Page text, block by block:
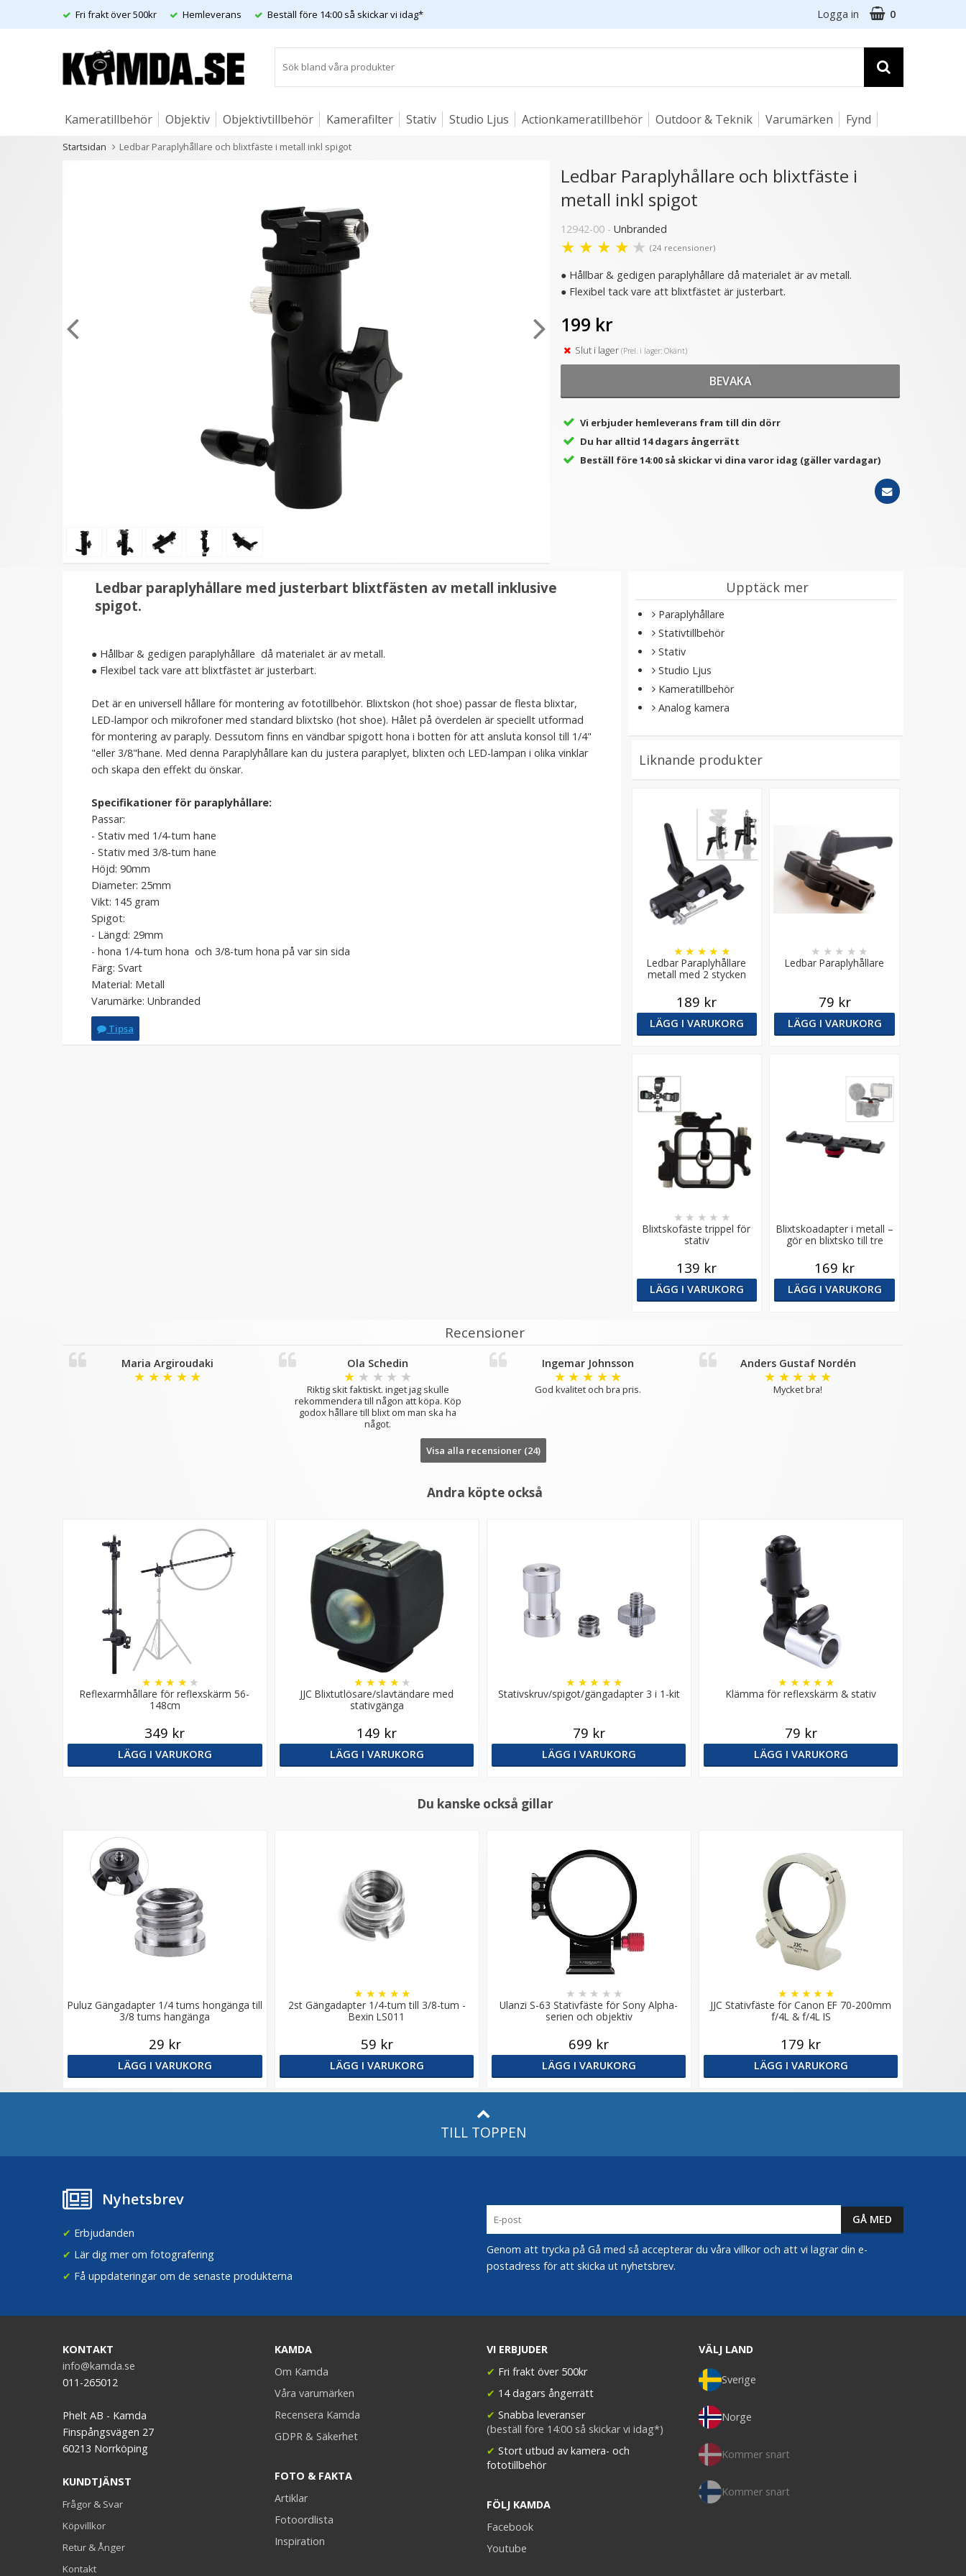
Fri frakt över 500kr Hemleverans Beställ före 14:00 så skickar vi idag* Logga in 0
Kameratillbehör Objektiv Objektivtillbehör Kamerafilter Stativ Studio Ljus Actionkameratillbehör Outdoor & Teknik Varumärken Fynd
Artiklar
Startsidan Ledbar Paraplyhållare och blixtfäste i metall inkl spigot
3 varianter
JJC Rektangulär softbox
universal modell för
Speedlight
★
149 kr
VÄLJ
Softbox av strumptyp för
★★
13 x 10 cm
139 kr
LÄGG I VARUKORG
Puluz 20cm Vikbar
octangle softbox för
119 kr
LÄGG I VARUKORG
Ledbar Paraplyhållare och blixtfäste i
metall inkl spigot
12942-00 -Unbranded
★ ★ ★ ★ ★ (24 recensioner)
● Hållbar & gedigen paraplyhållare då materialet är av metall.
● Flexibel tack vare att blixtfästet är justerbart.
199 kr
Slut i lager (Prel. i lager: Okänt)
BEVAKA
Vi erbjuder hemleverans fram till din dörr
Du har alltid 14 dagars ångerrätt
Beställ före 14:00 så skickar vi dina varor idag (gäller vardagar)
Ledbar paraplyhållare med justerbart blixtfästen av metall inklusive
spigot.
● Hållbar & gedigen paraplyhållare då materialet är av metall.
● Flexibel tack vare att blixtfästet är justerbart.
Det är en universell hållare för montering av fototillbehör. Blixtskon (hot shoe) passar de flesta blixtar,
LED-lampor och mikrofoner med standard blixtsko (hot shoe). Hålet på överdelen är speciellt utformad
för montering av paraply. Dessutom finns en vändbar spigott hona i botten för att ansluta konsol till 1/4"
"eller 3/8"hane. Med denna Paraplyhållare kan du justera paraplyet, blixten och LED-lampan i olika vinklar
och skapa den effekt du önskar.
Specifikationer för paraplyhållare:
Passar:
- Stativ med 1/4-tum hane
- Stativ med 3/8-tum hane
Höjd: 90mm
Diameter: 25mm
Vikt: 145 gram
Spigot:
- Längd: 29mm
- hona 1/4-tum hona och 3/8-tum hona på var sin sida
Färg: Svart
Material: Metall
Varumärke: Unbranded
Tipsa
Upptäck mer
Paraplyhållare
Stativtillbehör
Stativ
Studio Ljus
Kameratillbehör
Analog kamera
Liknande produkter
Ledbar Paraplyhållare
metall med 2 stycken
★ ★ ★ ★ ★
189 kr
LÄGG I VARUKORG
Ledbar Paraplyhållare
★ ★ ★ ★ ★
79 kr
LÄGG I VARUKORG
Blixtskofäste trippel för
stativ
★ ★ ★ ★ ★
139 kr
LÄGG I VARUKORG
Blixtskoadapter i metall –
gör en blixtsko till tre
169 kr
LÄGG I VARUKORG
Recensioner
Maria Argiroudaki
★ ★ ★ ★ ★
Ola Schedin
★ ★ ★ ★ ★
Riktig skit faktiskt. inget jag skulle
rekommendera till någon att köpa. Köp
godox hållare till blixt om man ska ha
något.
Ingemar Johnsson
★ ★ ★ ★ ★
God kvalitet och bra pris.
Anders Gustaf Nordén
★ ★ ★ ★ ★
Mycket bra!
Visa alla recensioner (24)
Andra köpte också
Reflexarmhållare för reflexskärm 56-
148cm
★ ★ ★ ★ ★
349 kr
LÄGG I VARUKORG
JJC Blixtutlösare/slavtändare med
stativgänga
★ ★ ★ ★ ★
149 kr
LÄGG I VARUKORG
Stativskruv/spigot/gängadapter 3 i 1-kit
★ ★ ★ ★ ★
79 kr
LÄGG I VARUKORG
Klämma för reflexskärm & stativ
★ ★ ★ ★ ★
79 kr
LÄGG I VARUKORG
Du kanske också gillar
Puluz Gängadapter 1/4 tums hongänga till
3/8 tums hangänga
29 kr
LÄGG I VARUKORG
2st Gängadapter 1/4-tum till 3/8-tum -
Bexin LS011
★ ★ ★ ★ ★
59 kr
LÄGG I VARUKORG
Ulanzi S-63 Stativfäste för Sony Alpha-
serien och objektiv
★ ★ ★ ★ ★
699 kr
LÄGG I VARUKORG
JJC Stativfäste för Canon EF 70-200mm
f/4L & f/4L IS
★ ★ ★ ★ ★
179 kr
LÄGG I VARUKORG
TILL TOPPEN
Nyhetsbrev
✔ Erbjudanden
✔ Lär dig mer om fotografering
✔ Få uppdateringar om de senaste produkterna
Genom att trycka på Gå med så accepterar du våra villkor och att vi lagrar din e-
postadress för att skicka ut nyhetsbrev.
KONTAKT
info@kamda.se
011-265012
Phelt AB - Kamda
Finspångsvägen 27
60213 Norrköping
KUNDTJÄNST
Frågor & Svar
Köpvillkor
Retur & Ånger
Kontakt
KAMDA
Om Kamda
Våra varumärken
Recensera Kamda
GDPR & Säkerhet
FOTO & FAKTA
Artiklar
Fotoordlista
Inspiration
VI ERBJUDER
✔ Fri frakt över 500kr
✔ 14 dagars ångerrätt
✔ Snabba leveranser
(beställ före 14:00 så skickar vi idag*)
✔ Stort utbud av kamera- och
fototillbehör
FÖLJ KAMDA
Facebook
Youtube
VÄLJ LAND
Sverige
Norge
Kommer snart
Kommer snart